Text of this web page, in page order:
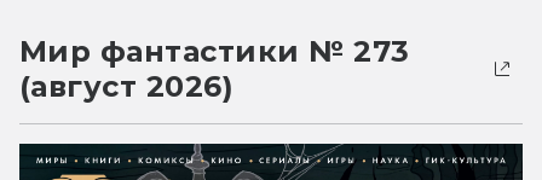
Мир фантастики № 273
(август 2026)